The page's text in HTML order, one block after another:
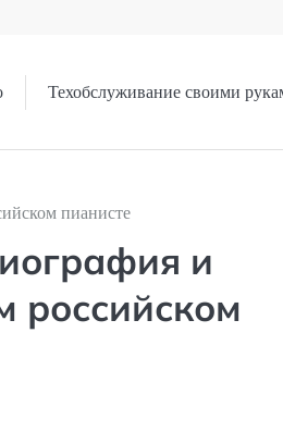
Техобслуживание своими
пианисте
и
российском